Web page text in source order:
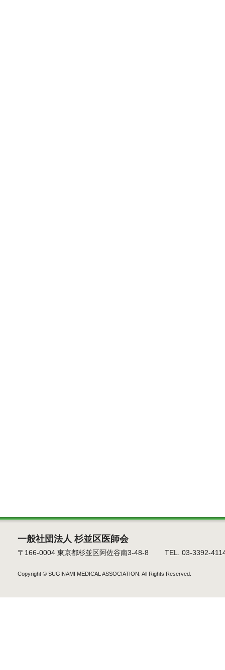
一般社団法人 杉並区医師会
〒166-0004 東京都杉並区阿佐谷南3-48-8 TEL. 03-3392-
Copyright © SUGINAMI MEDICAL ASSOCIATION. All Rights Reserved.